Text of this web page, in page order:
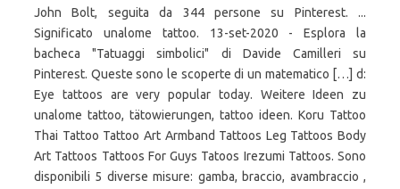
John Bolt, seguita da 344 persone su Pinterest. ...
Significato unalome tattoo. 13-set-2020 - Esplora la
bacheca "Tatuaggi simbolici" di Davide Camilleri su
Pinterest. Queste sono le scoperte di un matematico […] d:
Eye tattoos are very popular today. Weitere Ideen zu
unalome tattoo, tätowierungen, tattoo ideen. Koru Tattoo
Thai Tattoo Tattoo Art Armband Tattoos Leg Tattoos Body
Art Tattoos Tattoos For Guys Tatoos Irezumi Tattoos. Sono
disponibili 5 diverse misure: gamba, braccio, avambraccio ,